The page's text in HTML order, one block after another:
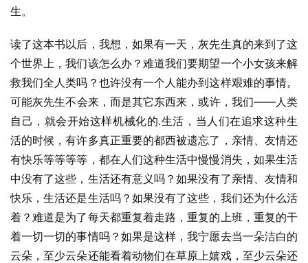
生。
读了这本书以后，我想，如果有一天，灰先生真的来到了这
个世界上，我们该怎么办？难道我们要期望一个小女孩来解
救我们全人类吗？也许没有一个人能办到这样艰难的事情。
可能灰先生不会来，而是其它东西来，或许，我们——人类
自己，就会开始这样机械化的.生活，当人们在追求这种生
活的时候，有许多真正重要的都西被遗忘了，亲情、友情还
有快乐等等等等，都在人们这种生活中慢慢消失，如果生活
中没有了这些，生活还有意义吗？如果没有了亲情、友情和
快乐，生活还是生活吗？如果没有了这些，我们还为什么活
着？难道是为了每天都重复着走路，重复的上班，重复的干
着一切一切的事情吗？如果是这样，我宁愿去当一朵洁白的
云朵，至少云朵还能看着动物们在草原上嬉戏，至少云朵还